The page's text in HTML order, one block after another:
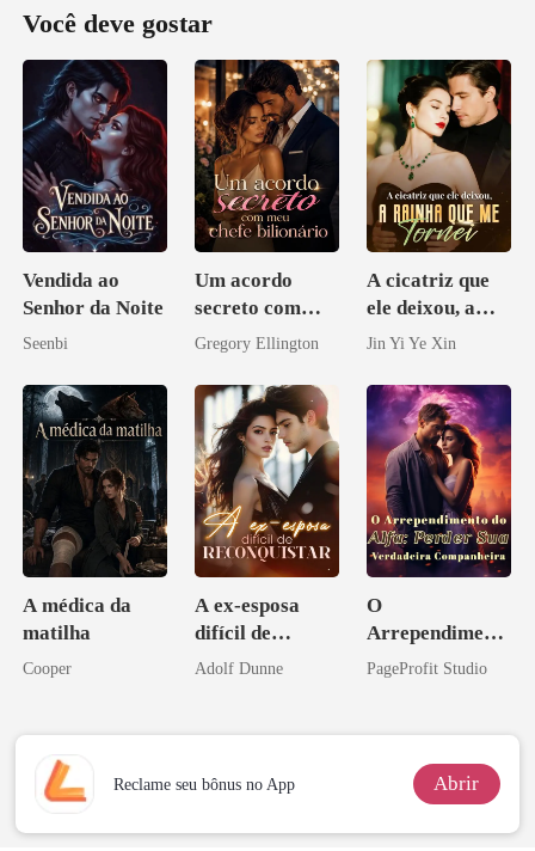
Você deve gostar
Vendida ao
Senhor da Noite
Seenbi
Um acordo
secreto com
meu chefe
Gregory Ellington
A cicatriz que
ele deixou, a
rainha que me
Jin Yi Ye Xin
A médica da
matilha
Cooper
A ex-esposa
difícil de
reconquistar
Adolf Dunne
O
Arrependiment
o do Alfa:
Companheira
PageProfit Studio
Reclame seu bônus no App Abrir